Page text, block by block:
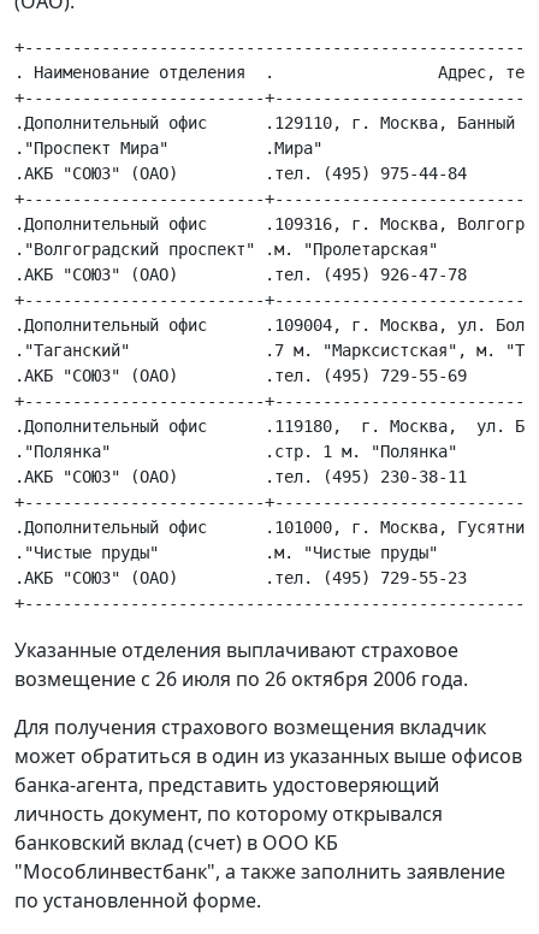
. Наименование отделения  .                 Адрес,
+-------------------------
.Дополнительный офис      .129110, г. Москва,
."Проспект Мира"          .Мира"
.АКБ "СОЮЗ" (ОАО)         .тел. (495) 975-
+-------------------------
.Дополнительный офис      .109316, г. Москва,
."Волгоградский проспект" .м.
.АКБ "СОЮЗ" (ОАО)         .тел. (495) 926-
+-------------------------
.Дополнительный офис      .109004, г. Москва, ул.
."Таганский"              .7 м. "Марксистская", м.
.АКБ "СОЮЗ" (ОАО)         .тел. (495) 729-
+-------------------------
.Дополнительный офис      .119180,  г. Москва,  ул.
."Полянка"                .стр. 1 м. "Полянка"
.АКБ "СОЮЗ" (ОАО)         .тел. (495) 230-
+-------------------------
.Дополнительный офис      .101000, г. Москва,
."Чистые пруды"           .м. "Чистые пруды"
.АКБ "СОЮЗ" (ОАО)         .тел. (495) 729-
Указанные отделения выплачивают страховое
возмещение с 26 июля по 26 октября 2006 года.
Для получения страхового возмещения вкладчик
может обратиться в один из указанных выше офисов
банка-агента, представить удостоверяющий
личность документ, по которому открывался
банковский вклад (счет) в ООО КБ
"Мособлинвестбанк", а также заполнить заявление
по установленной форме.